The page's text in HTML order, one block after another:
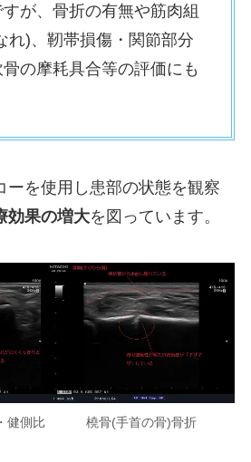
が、骨折の有無や筋肉組
れ)、靭帯損傷・関節部分
の摩耗具合等の評価にも
ーを使用し患部の状態を観察
効果の増大を図っています。
健側比
橈骨(手首の骨)骨折